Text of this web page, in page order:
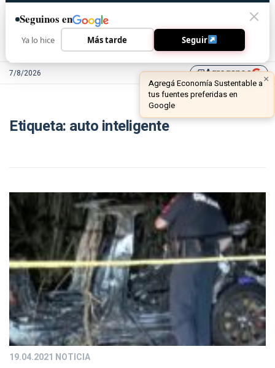
7/8/2026 library_addAgreganos ×
Agregá Economía Sustentable a
tus fuentes preferidas en
Google
Etiqueta: auto inteligente
19.04.2021 NOTICIA
Seguinos en
Ya lo hice Más tarde Seguir